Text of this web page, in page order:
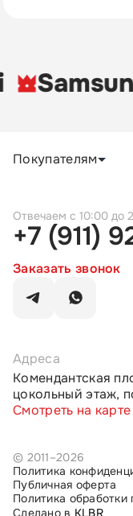
Покупателям
© 2011–2026
Политика
Публичная оферта
Политика
Сделано в KLBR
c 10:00 до
+7 (911)
Заказать звонок
Адреса
Комендантская
цокольный этаж,
Смотреть на карте